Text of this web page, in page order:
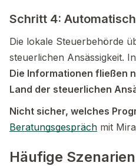
Schritt 4:
Die lokale Steuerbehörde
steuerlichen Ansässigkeit.
Die Informationen fließen
Land der steuerlichen
Nicht sicher, welches
Beratungsgespräch mit
Häufige